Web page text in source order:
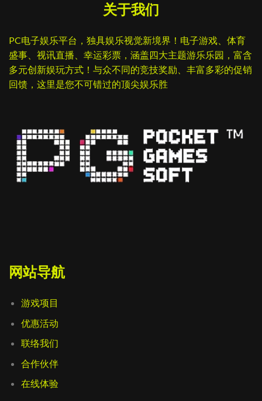
关于我们
PC电子娱乐平台，独具娱乐视觉新境界！电子游戏、体育
盛事、视讯直播、幸运彩票，涵盖四大主题游乐乐园，富含
多元创新娱玩方式！与众不同的竞技奖励、丰富多彩的促销
回馈，这里是您不可错过的顶尖娱乐胜
网站导航
游戏项目
优惠活动
联络我们
合作伙伴
在线体验